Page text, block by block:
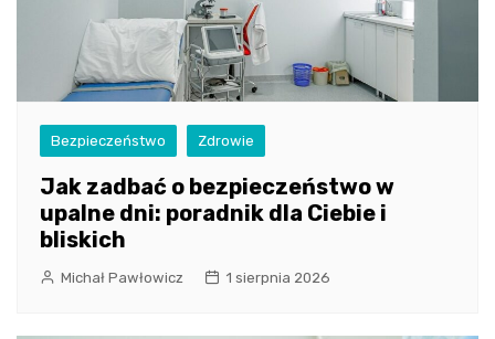
Bezpieczeństwo Zdrowie
Jak zadbać o bezpieczeństwo w
upalne dni: poradnik dla Ciebie i
bliskich
Michał Pawłowicz 1 sierpnia 2026